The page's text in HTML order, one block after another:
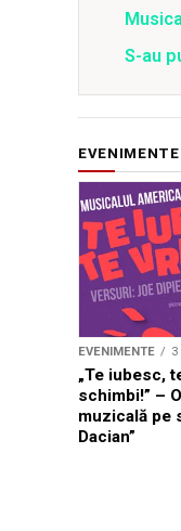
S-au
EVENIMENTE 3
„Te iubesc,
schimbi!” –
muzicală pe
Dacian”